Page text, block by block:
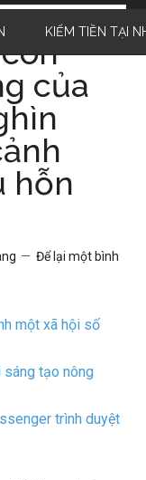
KIẾM TIỀN TẠI
của
hỗn
Để lại một bình
một xã hội số
tạo nông
trình duyệt